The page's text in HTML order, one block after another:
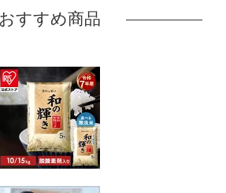
おすすめ商品